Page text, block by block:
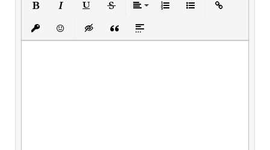
Вставить защищенную ссылку
Вставить смайлик
Вставка скрытого текста
Вставка цитаты
Вставка спойлера